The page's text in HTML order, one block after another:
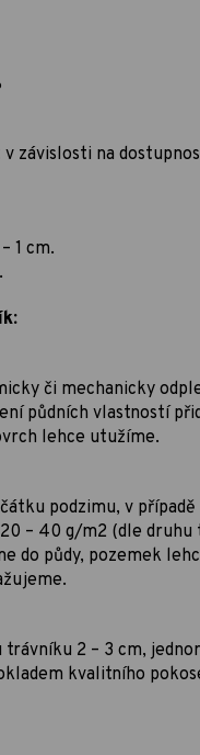
závislosti na
1 cm.
či mechanicky
půdních vlastností
lehce utužíme.
podzimu, v
– 40 g/m2 (dle
do půdy, pozemek
2 – 3 cm,
kvalitního